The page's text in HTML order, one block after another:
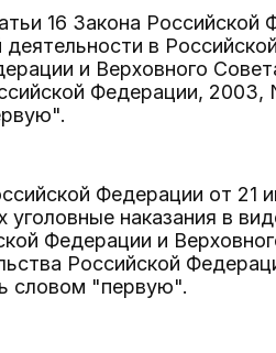
16 Закона Российской
деятельности в
и Верховного
Федерации, 2003,
Федерации от 21
уголовные наказания в
Федерации и
Российской
словом "первую".